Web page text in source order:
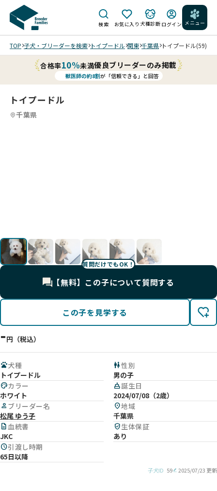
検索 お気に入り 犬種診断 ログイン メニュー
TOP 子犬・ブリーダーを検索 トイプードル 関東 千葉県 トイプードル(59)
合格率10%未満優良ブリーダーのみ掲載
獣医師の約8割が「信頼できる」と回答
トイプードル
千葉県
質問だけでもOK！
【無料】この子について質問する
この子を見学する
-円（税込）
pets犬種
トイプードル
wc性別
男の子
paletteカラー
ホワイト
cake誕生日
2024/07/08（2歳）
person ブリーダー名
松尾 ゆう子
location_on地域
千葉県
description血統書
JKC
verified_user生体保証
あり
schedule引渡し時期
65日以降
子犬ID 59 2025/07/23 更新